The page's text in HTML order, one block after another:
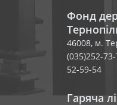
Фонд
46008, м.
(035)252-
52-59-54
Гаряча